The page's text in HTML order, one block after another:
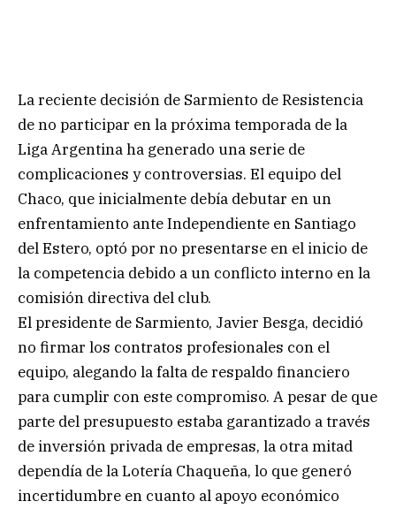
La reciente decisión de Sarmiento de Resistencia
de no participar en la próxima temporada de la
Liga Argentina ha generado una serie de
complicaciones y controversias. El equipo del
Chaco, que inicialmente debía debutar en un
enfrentamiento ante Independiente en Santiago
del Estero, optó por no presentarse en el inicio de
la competencia debido a un conflicto interno en la
comisión directiva del club.
El presidente de Sarmiento, Javier Besga, decidió
no firmar los contratos profesionales con el
equipo, alegando la falta de respaldo financiero
para cumplir con este compromiso. A pesar de que
parte del presupuesto estaba garantizado a través
de inversión privada de empresas, la otra mitad
dependía de la Lotería Chaqueña, lo que generó
incertidumbre en cuanto al apoyo económico